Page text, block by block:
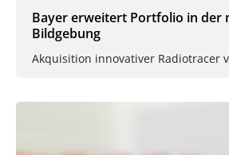
Bayer erweitert Portfolio in der
Bildgebung
Akquisition innovativer Radiotracer